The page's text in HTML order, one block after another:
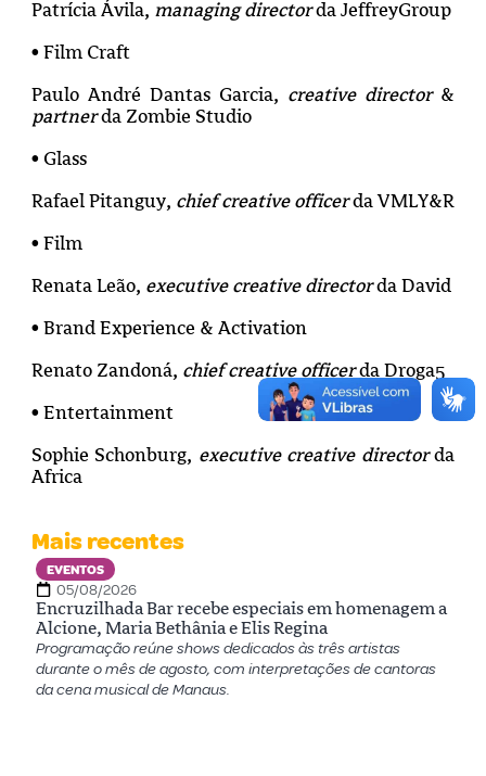
Patrícia Ávila, managing directorda JeffreyGroup
• Film Craft
Paulo André Dantas Garcia, creative director&
partnerda Zombie Studio
• Glass
Rafael Pitanguy, chief creative officerda VMLY&R
• Film
Renata Leão, executive creative directorda David
• Brand Experience & Activation
Renato Zandoná, chief creative officerda Droga5
• Entertainment
Sophie Schonburg, executive creative directorda
Africa
Mais recentes
EVENTOS
05/08/2026
Encruzilhada Bar recebe especiais em homenagem a
Alcione, Maria Bethânia e Elis Regina
Programação reúne shows dedicados às três artistas
durante o mês de agosto, com interpretações de cantoras
da cena musical de Manaus.